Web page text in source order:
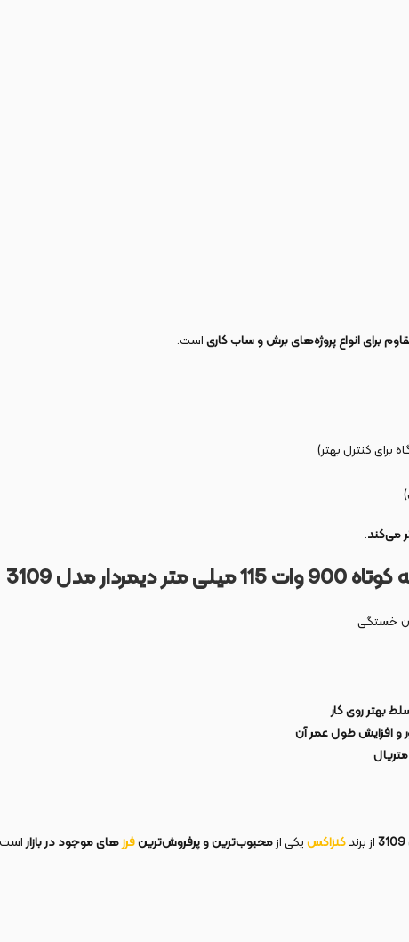
برای انواع پروژه‌های برش و ساب کاریاست.
برای کنترل بهتر)
می‌کند.
مدل 3109
خستگی
بهتر روی کار
افزایش طول عمر آن
از برندکنزاکسیکی ازمحبوب‌ترین و پرفروش‌ترینفرزهای موجود در بازاراست